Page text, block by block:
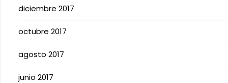
diciembre 2017
octubre 2017
agosto 2017
junio 2017